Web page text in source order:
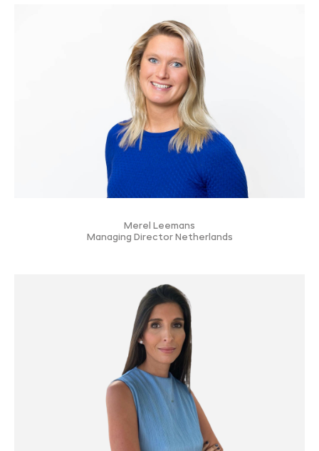
Merel Leemans
Managing Director Netherlands